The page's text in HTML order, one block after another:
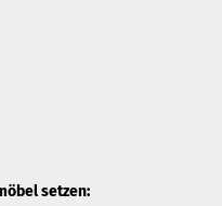
setzen: